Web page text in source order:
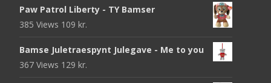
Paw Patrol Liberty - TY Bamser
385 Views 109 kr.
Bamse Juletraespynt Julegave - Me to you
367 Views 129 kr.